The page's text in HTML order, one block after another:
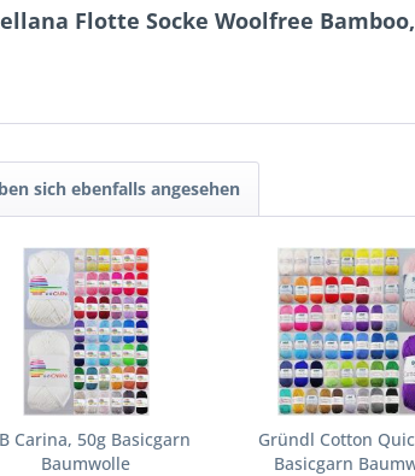
Flotte Socke Woolfree
sich ebenfalls angesehen
Carina, 50g Basicgarn
Baumwolle
Gründl Cotton
Basicgarn